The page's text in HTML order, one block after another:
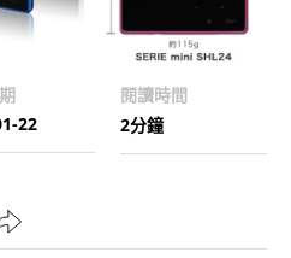
22
閱讀時間
2分鐘